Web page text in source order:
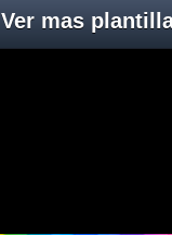
Ver mas